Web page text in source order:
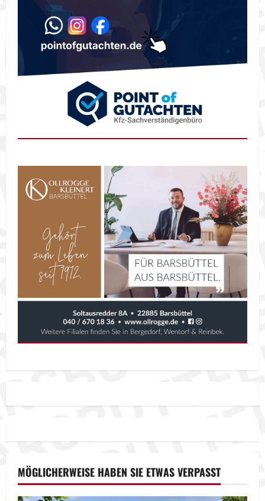
MÖGLICHERWEISE HABEN SIE ETWAS VERPASST